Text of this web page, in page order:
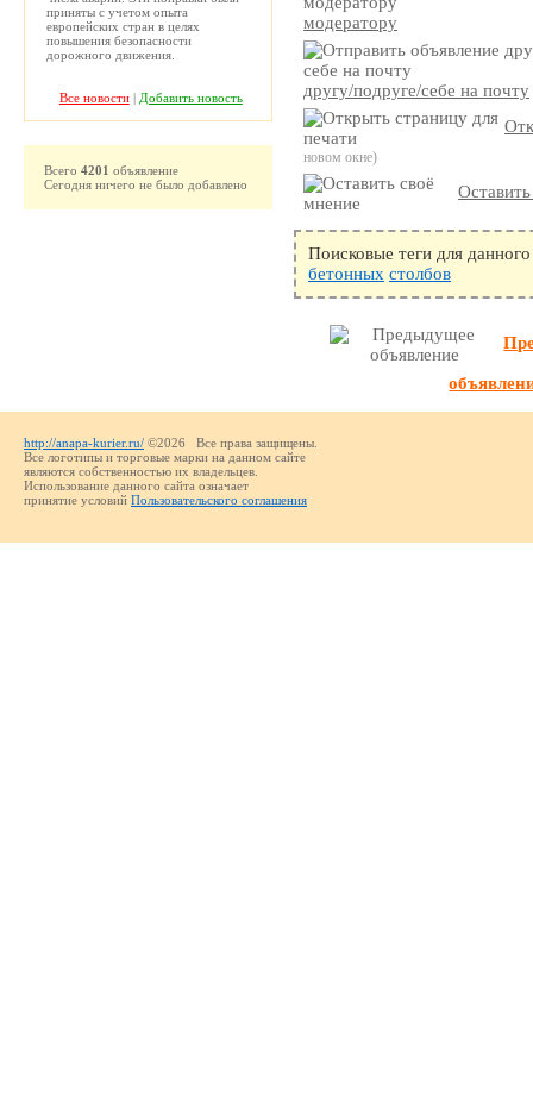
модератору
другу/подруге/себе на почту
новом окне)
Поисковые теги для
бетонных столбов
приняты с учетом опыта
европейских стран в целях
повышения безопасности
дорожного движения.
Все новости| Добавить новость
Всего 4201 объявление
Сегодня ничего не было добавлено
http://anapa-kurier.ru/ ©2026 Все права защищены.
Все логотипы и торговые марки на данном сайте
являются собственностью их владельцев.
Использование данного сайта означает
принятие условий Пользовательского соглашения